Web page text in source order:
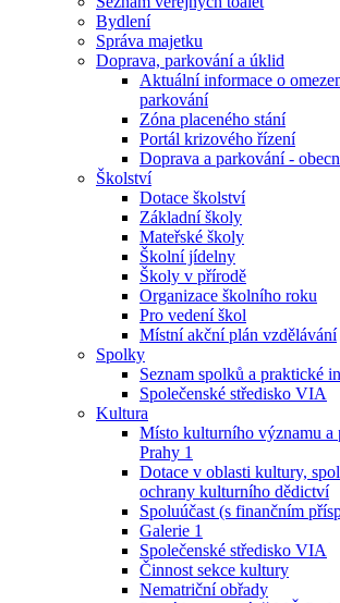
Bydlení
Správa majetku
Doprava, parkování a úklid
Aktuální informace o
parkování
Zóna placeného stání
Portál krizového řízení
Doprava a parkování -
Školství
Dotace školství
Základní školy
Mateřské školy
Školní jídelny
Školy v přírodě
Organizace školního roku
Pro vedení škol
Místní akční plán vzdělávání
Spolky
Seznam spolků a praktické
Společenské středisko VIA
Kultura
Místo kulturního významu a
Prahy 1
Dotace v oblasti kultury,
ochrany kulturního dědictví
Spoluúčast (s finančním
Galerie 1
Společenské středisko VIA
Činnost sekce kultury
Nematriční obřady